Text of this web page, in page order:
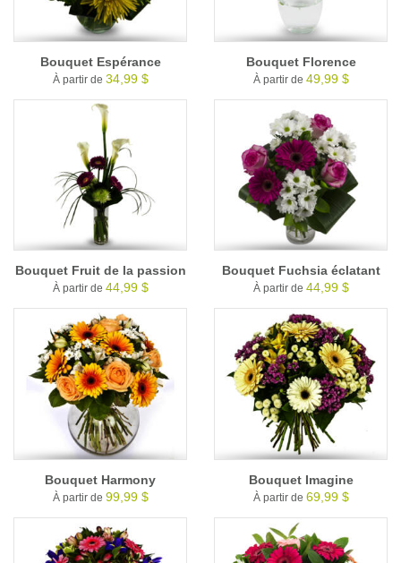
Bouquet Espérance
À partir de 34,99 $
Bouquet Florence
À partir de 49,99 $
Bouquet Fruit de la passion
À partir de 44,99 $
Bouquet Fuchsia éclatant
À partir de 44,99 $
Bouquet Harmony
À partir de 99,99 $
Bouquet Imagine
À partir de 69,99 $